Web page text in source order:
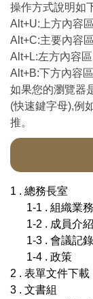
操作方式說明如
Alt+U:上方內容
Alt+C:主要內容
Alt+L:左方內容
Alt+B:下方內容
如果您的瀏覽器
(快速鍵字母),例
推。
1 . 總務長室
1-1 . 組織業
1-2 . 成員介紹
1-3 . 會議記錄
1-4 . 政策
2 . 表單文件下載
3 . 文書組